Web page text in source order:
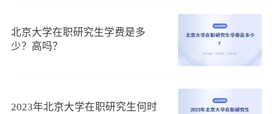
北京大学在职研究生学费是多
少？高吗？
2023年北京大学在职研究生何时